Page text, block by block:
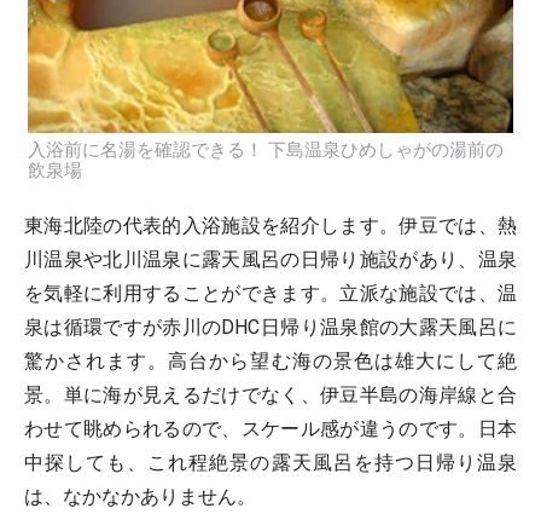
入浴前に名湯を確認できる！ 下島温泉ひめしゃがの湯前の
飲泉場
東海北陸の代表的入浴施設を紹介します。伊豆では、熱
川温泉や北川温泉に露天風呂の日帰り施設があり、温泉
を気軽に利用することができます。立派な施設では、温
泉は循環ですが赤川のDHC日帰り温泉館の大露天風呂に
驚かされます。高台から望む海の景色は雄大にして絶
景。単に海が見えるだけでなく、伊豆半島の海岸線と合
わせて眺められるので、スケール感が違うのです。日本
中探しても、これ程絶景の露天風呂を持つ日帰り温泉
は、なかなかありません。